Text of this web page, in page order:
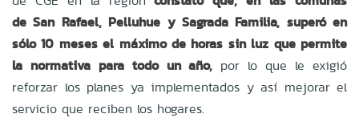
de San Rafael, Pelluhue y Sagrada Familia, superó en
sólo 10 meses el máximo de horas sin luz que permite
la normativa para todo un año, por lo que le exigió
reforzar los planes ya implementados y así mejorar el
servicio que reciben los hogares.